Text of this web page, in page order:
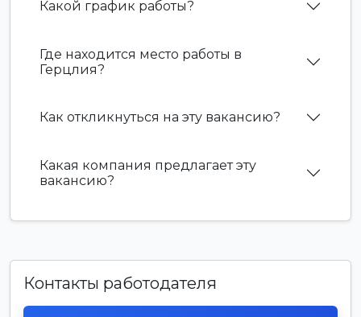
Какой график работы?
Где находится место работы в
Герцлия?
Как откликнуться на эту вакансию?
Какая компания предлагает эту
вакансию?
Контакты работодателя